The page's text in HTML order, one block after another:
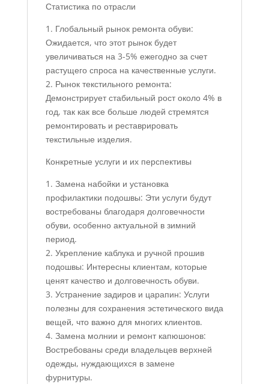
Статистика по отрасли
1. Глобальный рынок ремонта обуви:
Ожидается, что этот рынок будет
увеличиваться на 3-5% ежегодно за счет
растущего спроса на качественные услуги.
2. Рынок текстильного ремонта:
Демонстрирует стабильный рост около 4% в
год, так как все больше людей стремятся
ремонтировать и реставрировать
текстильные изделия.
Конкретные услуги и их перспективы
1. Замена набойки и установка
профилактики подошвы: Эти услуги будут
востребованы благодаря долговечности
обуви, особенно актуальной в зимний
период.
2. Укрепление каблука и ручной прошив
подошвы: Интересны клиентам, которые
ценят качество и долговечность обуви.
3. Устранение задиров и царапин: Услуги
полезны для сохранения эстетического вида
вещей, что важно для многих клиентов.
4. Замена молнии и ремонт капюшонов:
Востребованы среди владельцев верхней
одежды, нуждающихся в замене
фурнитуры.